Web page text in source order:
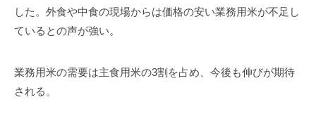
した。外食や中食の現場からは価格の安い業務用米が不足し
ているとの声が強い。
業務用米の需要は主食用米の3割を占め、今後も伸びが期待
される。